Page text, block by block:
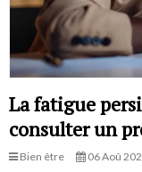
La fatigue
consulter un
Bien être 06 Aoû